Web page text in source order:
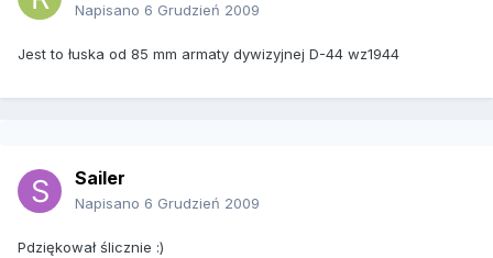
Napisano 6 Grudzień 2009
Jest to łuska od 85 mm armaty dywizyjnej D-44 wz1944
Sailer
Napisano 6 Grudzień 2009
Pdziękował ślicznie :)